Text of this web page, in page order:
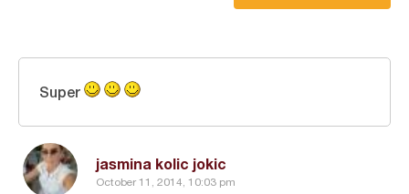
jasmina kolic jokic
October 11, 2014, 10:03 pm
Super